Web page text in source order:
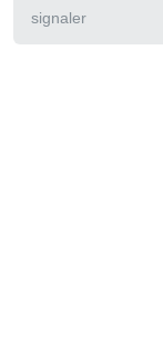
signaler